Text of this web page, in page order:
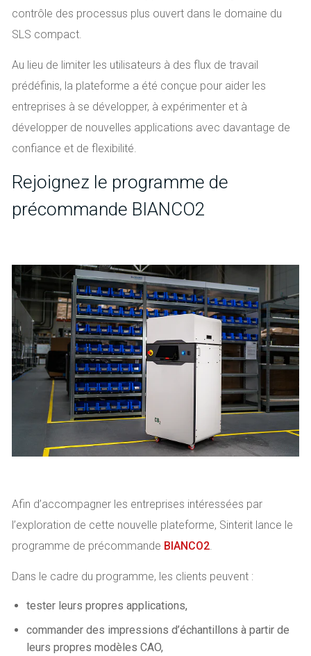
contrôle des processus plus ouvert dans le domaine du
SLS compact.
Au lieu de limiter les utilisateurs à des flux de travail
prédéfinis, la plateforme a été conçue pour aider les
entreprises à se développer, à expérimenter et à
développer de nouvelles applications avec davantage de
confiance et de flexibilité.
Rejoignez le programme de
précommande BIANCO2
Afin d’accompagner les entreprises intéressées par
l’exploration de cette nouvelle plateforme, Sinterit lance le
programme de précommande BIANCO2.
Dans le cadre du programme, les clients peuvent :
tester leurs propres applications,
commander des impressions d’échantillons à partir de
leurs propres modèles CAO,